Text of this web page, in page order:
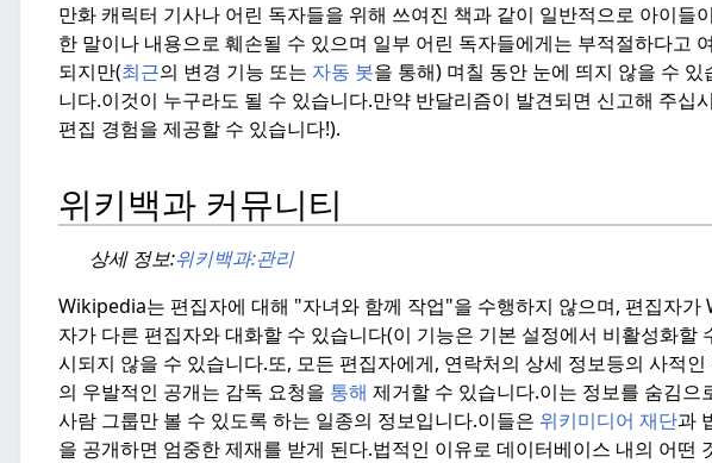
만화 캐릭터 기사나 어린 독자들을 위해 쓰여진 책과 같이 일반적으로 아이들
한 말이나 내용으로 훼손될 수 있으며 일부 어린 독자들에게는 부적절하다고
되지만(최근의 변경 기능 또는 자동 봇을 통해) 며칠 동안 눈에 띄지 않을 수
니다.이것이 누구라도 될 수 있습니다.만약 반달리즘이 발견되면 신고해 주십
편집 경험을 제공할 수 있습니다!).
위키백과 커뮤니티
상세 정보:위키백과:관리
Wikipedia는 편집자에 대해 "자녀와 함께 작업"을 수행하지 않으며, 편집자
자가 다른 편집자와 대화할 수 있습니다(이 기능은 기본 설정에서 비활성화할
시되지 않을 수 있습니다.또, 모든 편집자에게, 연락처의 상세 정보등의 사적
의 우발적인 공개는 감독 요청을 통해 제거할 수 있습니다.이는 정보를 숨김으
사람 그룹만 볼 수 있도록 하는 일종의 정보입니다.이들은 위키미디어 재단과
을 공개하면 엄중한 제재를 받게 된다.법적인 이유로 데이터베이스 내의 어떤